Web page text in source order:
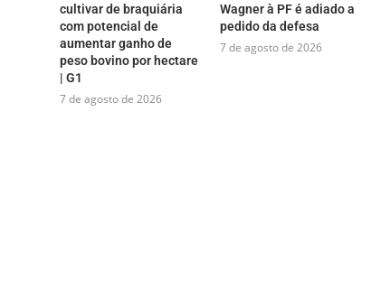
cultivar de braquiária
com potencial de
aumentar ganho de
peso bovino por hectare
| G1
7 de agosto de 2026
Wagner à PF é adiado a
pedido da defesa
7 de agosto de 2026